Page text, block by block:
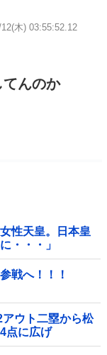
木) 03:55:52.12
てんのか
性天皇。日本皇
・・・」
戦へ！！！
アウト二塁から松
点に広げ